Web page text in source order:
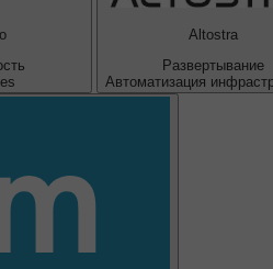
Altostra
Развертывание
Автоматизация